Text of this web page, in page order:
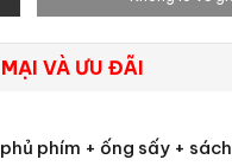
VÀ ƯU ĐÃI
phím + ống sấy +